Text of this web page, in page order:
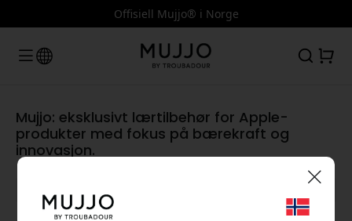
Offisiell Mujjo® i Norge
Mujjo: eksklusivt lærtilbehør for Apple-
produkter med fokus på bærekraft og
innovasjon.
🎉 Din rabattkode: